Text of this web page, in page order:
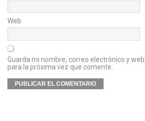
Web
Guarda mi nombre, correo electrónico y
para la próxima vez que comente.